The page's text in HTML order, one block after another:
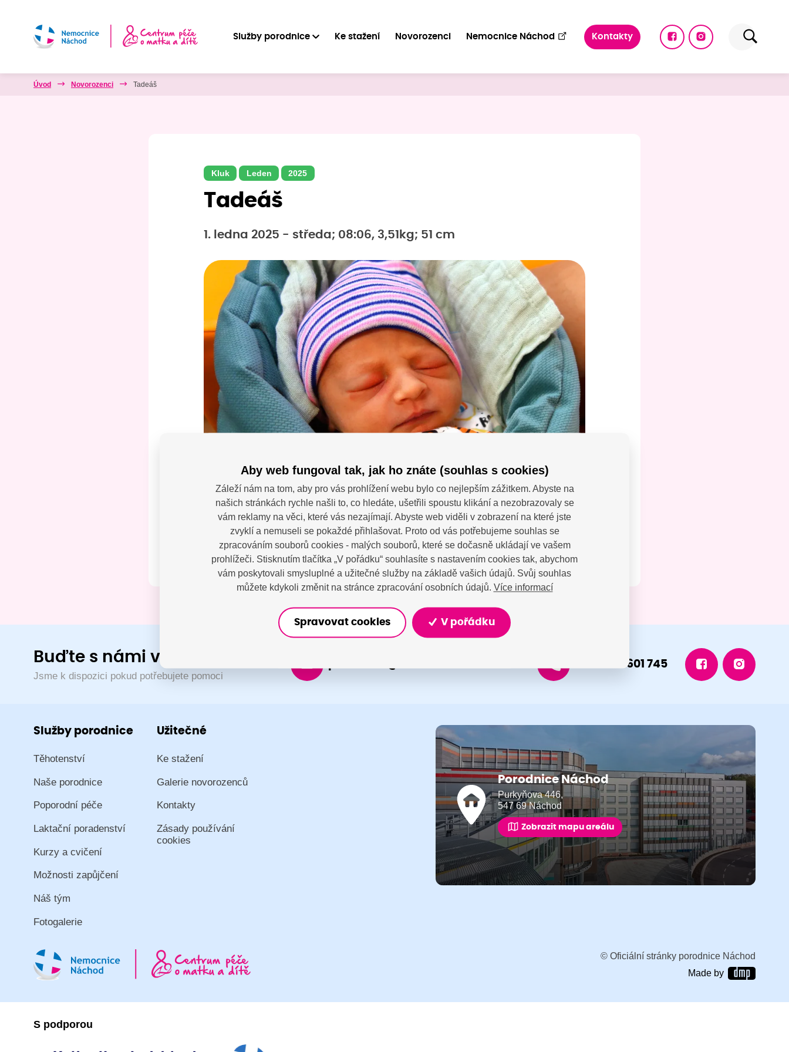
Služby porodnice Ke stažení Novorozenci Nemocnice Náchod Kontakty
Úvod Novorozenci Tadeáš
Kluk Leden 2025
Tadeáš
1. ledna 2025 - středa; 08:06, 3,51kg; 51 cm
Máte dotazy?
Kontaktujte nás
SDÍLEJTE:
Buďte s námi v kontaktu
Jsme k dispozici pokud potřebujete pomoci
+420 491 601 745
Služby porodnice
Těhotenství
Naše porodnice
Poporodní péče
Laktační poradenství
Kurzy a cvičení
Možnosti zapůjčení
Náš tým
Fotogalerie
Užitečné
Ke stažení
Galerie novorozenců
Kontakty
Zásady používání
cookies
Porodnice Náchod
Purkyňova 446,
547 69 Náchod
Zobrazit mapu areálu
© Oficiální stránky porodnice Náchod
Made by
S podporou
Aby web fungoval tak, jak ho znáte (souhlas s cookies)
Záleží nám na tom, aby pro vás prohlížení webu bylo co nejlepším zážitkem. Abyste na
našich stránkách rychle našli to, co hledáte, ušetřili spoustu klikání a nezobrazovaly se
vám reklamy na věci, které vás nezajímají. Abyste web viděli v zobrazení na které jste
zvyklí a nemuseli se pokaždé přihlašovat. Proto od vás potřebujeme souhlas se
zpracováním souborů cookies - malých souborů, které se dočasně ukládají ve vašem
prohlížeči. Stisknutím tlačítka „V pořádku“ souhlasíte s nastavením cookies tak, abychom
vám poskytovali smysluplné a užitečné služby na základě vašich údajů. Svůj souhlas
můžete kdykoli změnit na stránce zpracování osobních údajů. Více informací
Spravovat cookies V pořádku